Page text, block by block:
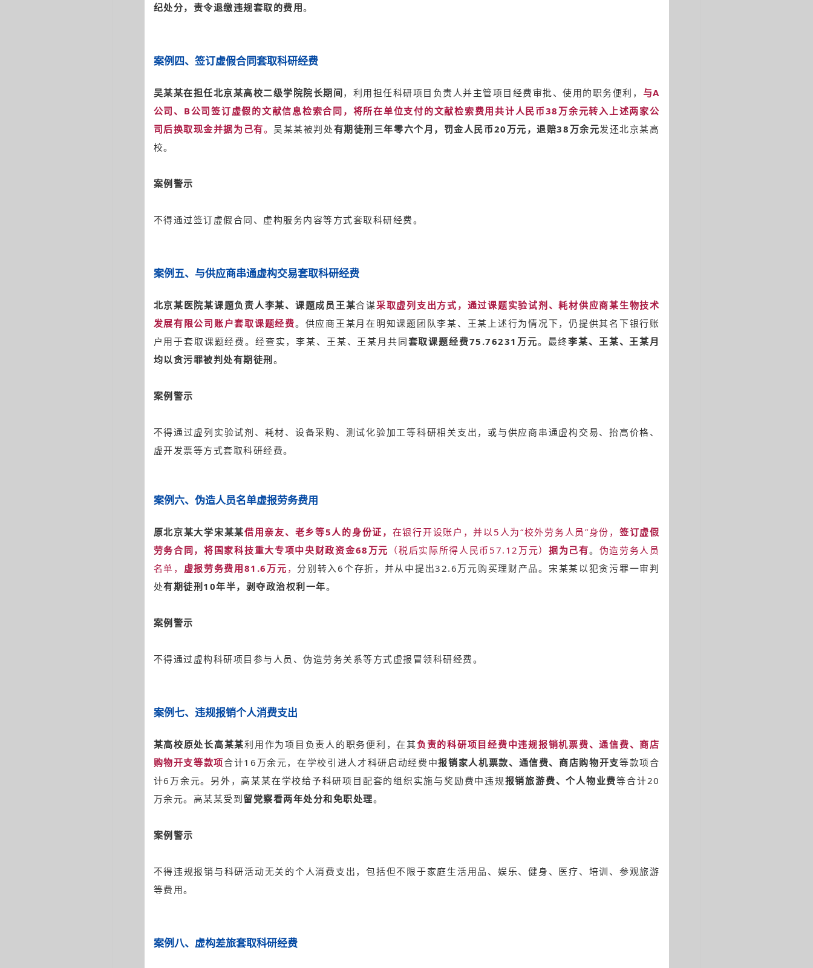
纪处分，责令退缴违规套取的费用。
案例四、 签订虚假合同套取科研经费
吴某某在担任北京某高校二级学院院长期间，利用担任科研项目负责人并主管项目经费审批、使用的职务便利， 与A
公司、B公司签订虚假的文献信息检索合同，将所在单位支付的文献检索费用共计人民币38万余元转入上述两家公
司后换取现金并据为己有。吴某某被判处有期徒刑三年零六个月，罚金人民币20万元，退赔38万余元发还北京某高
校。
案例警示
不得通过签订虚假合同、虚构服务内容等方式套取科研经费。
案例五、 与供应商串通虚构交易套取科研经费
北京某医院某课题负责人李某、课题成员王某合谋采取虚列支出方式，通过课题实验试剂、耗材供应商某生物技术
发展有限公司账户套取课题经费。供应商王某月在明知课题团队李某、王某上述行为情况下，仍提供其名下银行账
户用于套取课题经费。经查实，李某、王某、王某月共同套取课题经费75.76231万元。最终李某、王某、王某月
均以贪污罪被判处有期徒刑 。
案例警示
不得通过虚列实验试剂、耗材、设备采购、测试化验加工等科研相关支出，或与供应商串通虚构交易、抬高价格、
虚开发票等方式套取科研经费。
案例六、 伪造人员名单虚报劳务费用
原北京某大学宋某某借用亲友、老乡等5人的身份证， 在银行开设账户，并以5人为“校外劳务人员”身份， 签订虚假
劳务合同，将国家科技重大专项中央财政资金68万元 （税后实际所得人民币57.12万元） 据为己有。 伪造劳务人员
名单， 虚报劳务费用81.6万元 ， 分别转入6个存折，并从中提出32.6万元购买理财产品。宋某某以犯贪污罪一审判
处有期徒刑10年半，剥夺政治权利一年。
案例警示
不得通过虚构科研项目参与人员、伪造劳务关系等方式虚报冒领科研经费。
案例七、 违规报销个人消费支出
某高校原处长高某某利用作为项目负责人的职务便利，在其负责的科研项目经费中违规报销机票费、通信费、商店
购物开支等款项合计16万余元，在学校引进人才科研启动经费中报销家人机票款、通信费、商店购物开支等款项合
计6万余元。另外，高某某在学校给予科研项目配套的组织实施与奖励费中违规报销旅游费、个人物业费等合计20
万余元。高某某受到留党察看两年处分和免职处理。
案例警示
不得违规报销与科研活动无关的个人消费支出，包括但不限于家庭生活用品、娱乐、健身、医疗、培训、参观旅游
等费用。
案例八、 虚构差旅套取科研经费